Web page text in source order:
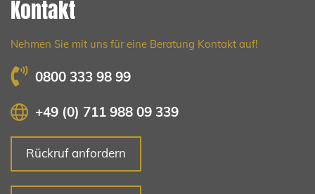
Kontakt
Nehmen Sie mit uns für eine Beratung Kontakt auf!
0800 333 98 99
+49 (0) 711 988 09 339
Rückruf anfordern